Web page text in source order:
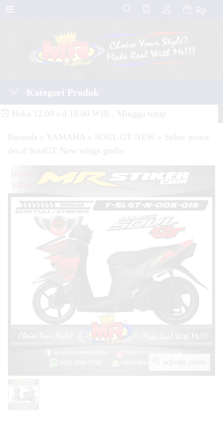
Rp
Kategori Produk
Buka 12.00 s/d 18.00 WIB , Minggu tutup
Beranda » YAMAHA » SOUL GT NEW » Stiker motor
decal SoulGT New wings grafis
activate zoom